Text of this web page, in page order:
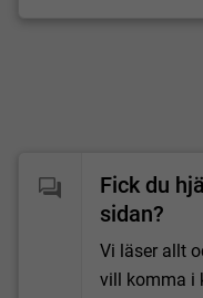
Fick du
sidan?
Vi läser allt
vill komma i